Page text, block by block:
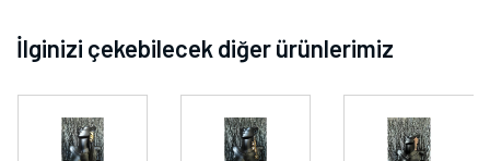
İlginizi çekebilecek diğer ürünlerimiz